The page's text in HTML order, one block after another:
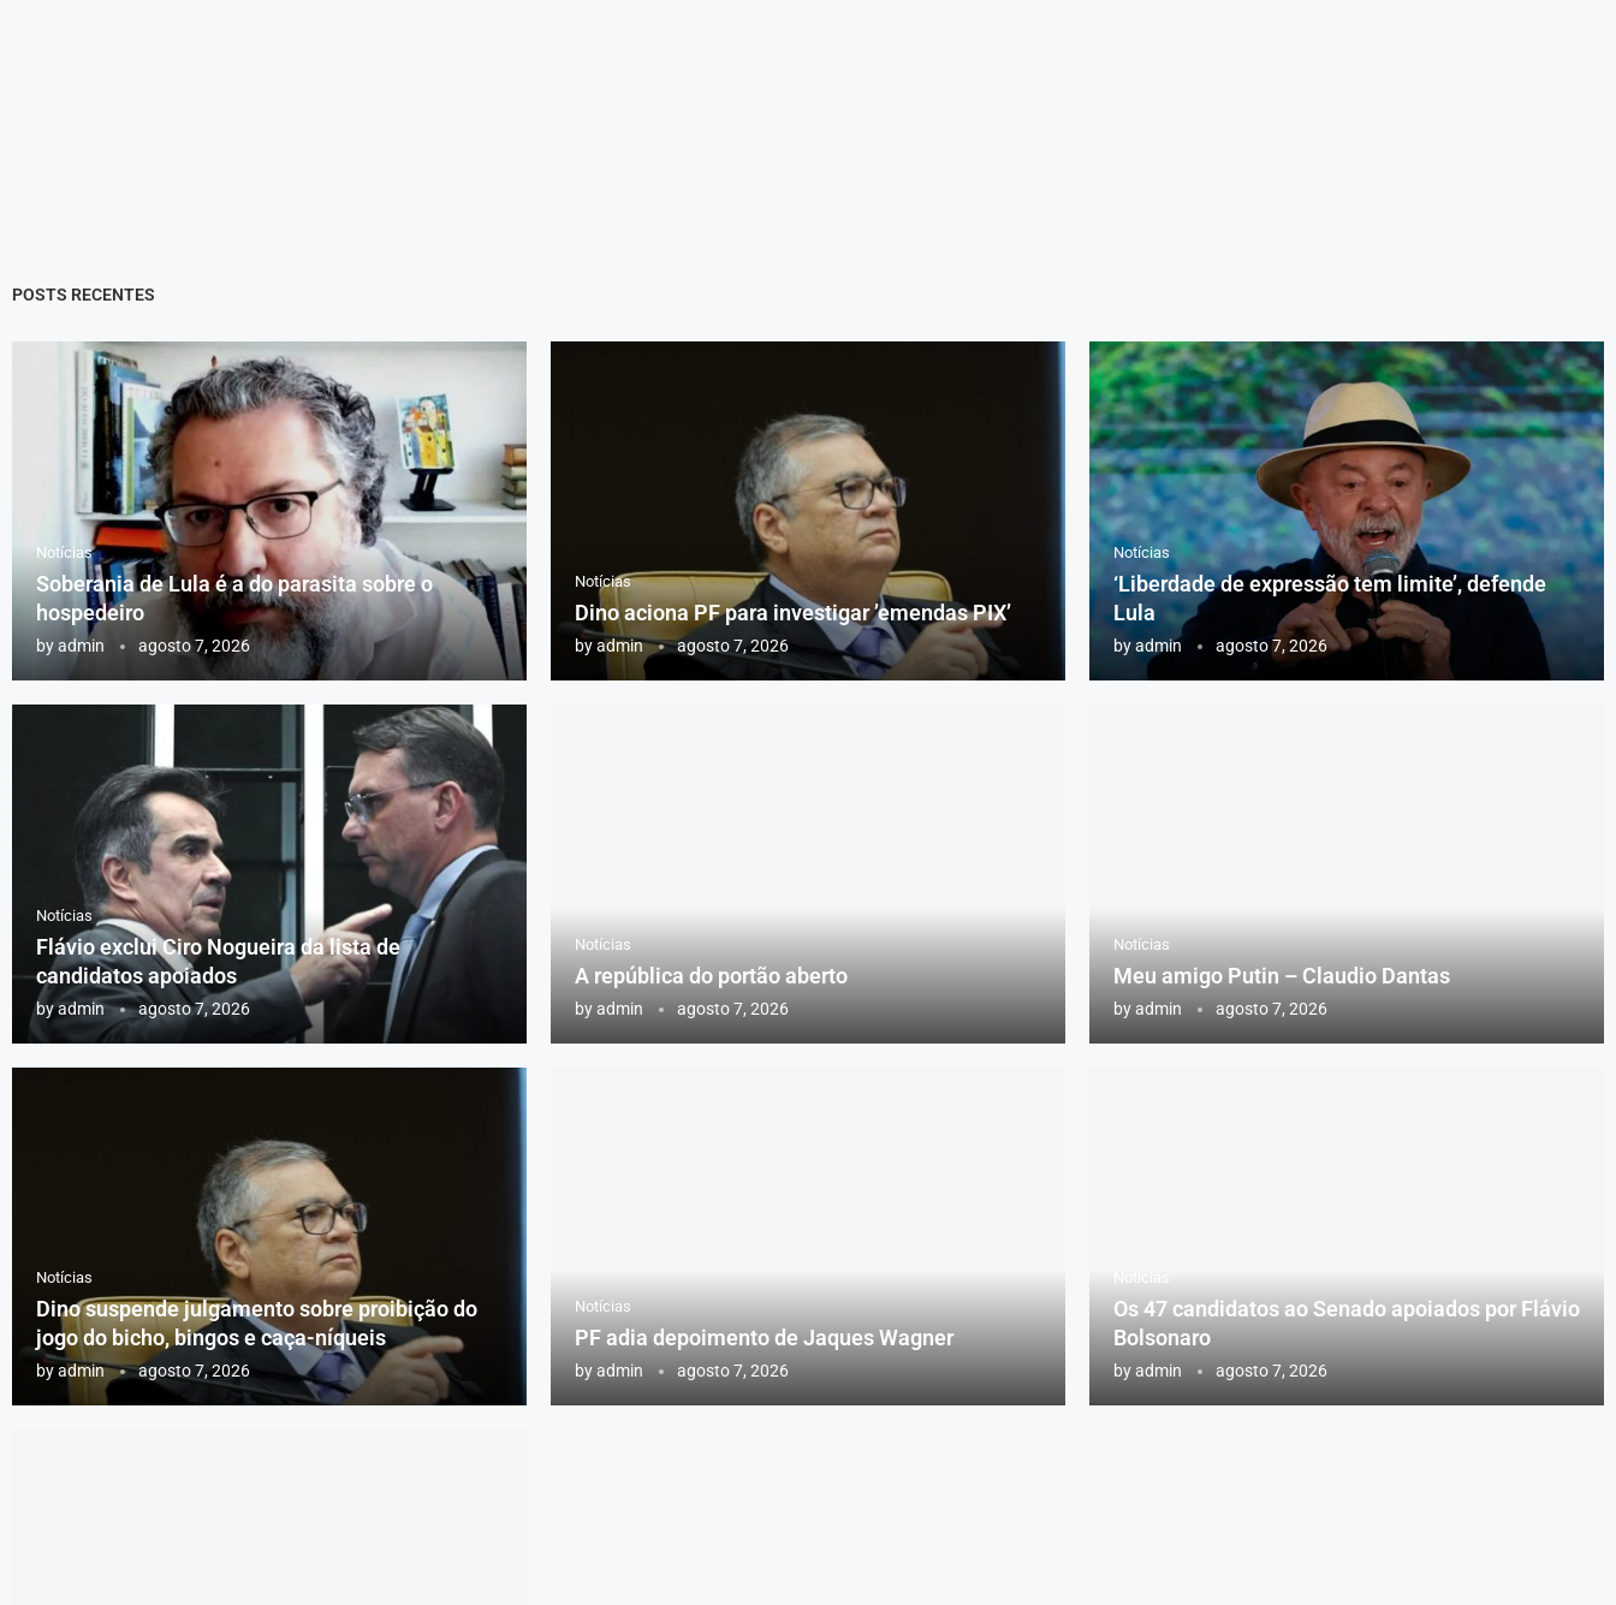
POSTS RECENTES
Notícias
Soberania de Lula é a do parasita sobre o
hospedeiro
byadmin agosto 7, 2026
Notícias
Dino aciona PF para investigar ’emendas PIX’
byadmin agosto 7, 2026
Notícias
‘Liberdade de expressão tem limite’, defende
Lula
byadmin agosto 7, 2026
Notícias
Flávio exclui Ciro Nogueira da lista de
candidatos apoiados
byadmin agosto 7, 2026
Notícias
A república do portão aberto
byadmin agosto 7, 2026
Notícias
Meu amigo Putin – Claudio Dantas
byadmin agosto 7, 2026
Notícias
Dino suspende julgamento sobre proibição do
jogo do bicho, bingos e caça-níqueis
byadmin agosto 7, 2026
Notícias
PF adia depoimento de Jaques Wagner
byadmin agosto 7, 2026
Notícias
Os 47 candidatos ao Senado apoiados por Flávio
Bolsonaro
byadmin agosto 7, 2026